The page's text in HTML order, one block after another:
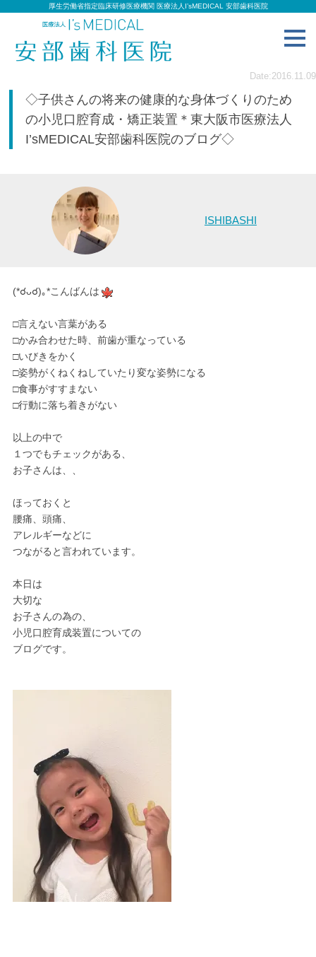
厚生労働省指定臨床研修医療機関 医療法人I’sMEDICAL 安部歯科医院
Date:2016.11.09
◇子供さんの将来の健康的な身体づくりのため
の小児口腔育成・矯正装置＊東大阪市医療法人
I’sMEDICAL安部歯科医院のブログ◇
ISHIBASHI
(*☌ᴗ☌)｡*こんばんは
□言えない言葉がある
□かみ合わせた時、前歯が重なっている
□いびきをかく
□姿勢がくねくねしていたり変な姿勢になる
□食事がすすまない
□行動に落ち着きがない
以上の中で
１つでもチェックがある、
お子さんは、、
ほっておくと
腰痛、頭痛、
アレルギーなどに
つながると言われています。
本日は
大切な
お子さんの為の、
小児口腔育成装置についての
ブログです。